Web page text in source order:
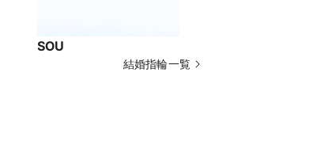
SOU
結婚指輪一覧